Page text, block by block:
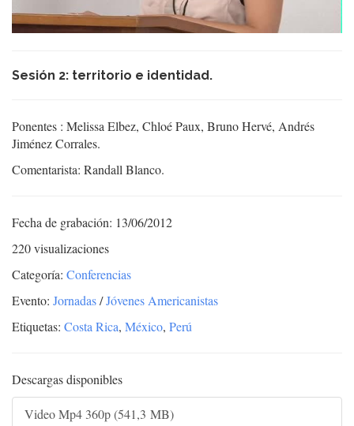
Sesión 2: territorio e identidad.
Ponentes : Melissa Elbez, Chloé Paux, Bruno Hervé, Andrés
Jiménez Corrales.
Comentarista: Randall Blanco.
Fecha de grabación: 13/06/2012
220 visualizaciones
Categoría: Conferencias
Evento: Jornadas/Jóvenes Americanistas
Etiquetas: Costa Rica, México, Perú
Descargas disponibles
Video Mp4 360p (541,3 MB)